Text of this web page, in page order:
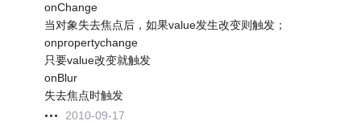
onChange
当对象失去焦点后，如果value发生改变则触发；
onpropertychange
只要value改变就触发
onBlur
失去焦点时触发
2010-09-17